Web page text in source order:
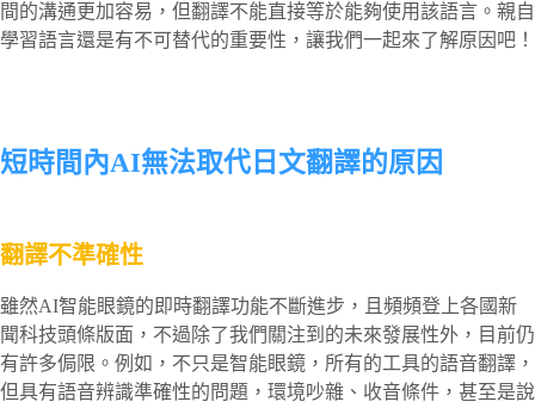
間的溝通更加容易，但翻譯不能直接等於能夠使用該語言。親自
學習語言還是有不可替代的重要性，讓我們一起來了解原因吧！
短時間內AI無法取代日文翻譯的原因
翻譯不準確性
雖然AI智能眼鏡的即時翻譯功能不斷進步，且頻頻登上各國新
聞科技頭條版面，不過除了我們關注到的未來發展性外，目前仍
有許多侷限。例如，不只是智能眼鏡，所有的工具的語音翻譯，
但具有語音辨識準確性的問題，環境吵雜、收音條件，甚至是說